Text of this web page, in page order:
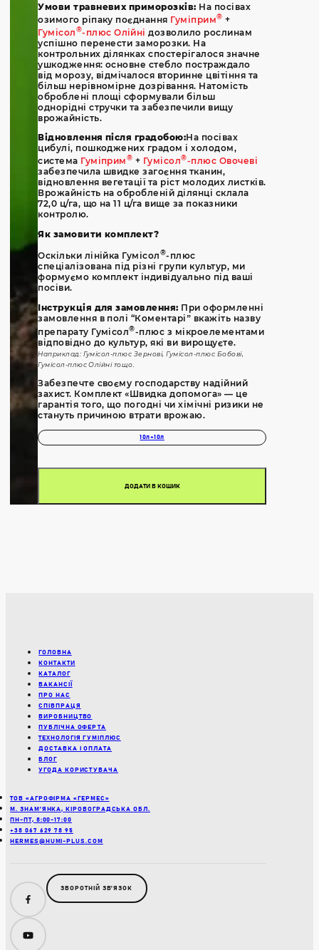
Умови травневих приморозків: На посівах
озимого ріпаку поєднання Гуміприм® +
Гумісол®-плюс Олійні дозволило рослинам
успішно перенести заморозки. На
контрольних ділянках спостерігалося значне
ушкодження: основне стебло постраждало
від морозу, відмічалося вторинне цвітіння та
більш нерівномірне дозрівання. Натомість
оброблені площі сформували більш
однорідні стручки та забезпечили вищу
врожайність.
Відновлення після градобою:На посівах
цибулі, пошкоджених градом і холодом,
система Гуміприм® + Гумісол®-плюс Овочеві
забезпечила швидке загоєння тканин,
відновлення вегетації та ріст молодих листків.
Врожайність на обробленій ділянці склала
72,0 ц/га, що на 11 ц/га вище за показники
контролю.
Як замовити комплект?
Оскільки лінійка Гумісол®-плюс
спеціалізована під різні групи культур, ми
формуємо комплект індивідуально під ваші
посіви.
Інструкція для замовлення: При оформленні
замовлення в полі “Коментарі” вкажіть назву
препарату Гумісол®-плюс з мікроелементами
відповідно до культур, які ви вирощуєте.
Наприклад: Гумісол-плюс Зернові, Гумісол-плюс Бобові,
Гумісол-плюс Олійні тощо.
Забезпечте своєму господарству надійний
захист. Комплект «Швидка допомога» — це
гарантія того, що погодні чи хімічні ризики не
стануть причиною втрати врожаю.
10л+10л
ДОДАТИ В КОШИК
ГОЛОВНА
КОНТАКТИ
КАТАЛОГ
ВАКАНСІЇ
ПРО НАС
СПІВПРАЦЯ
ВИРОБНИЦТВО
ПУБЛІЧНА ОФЕРТА
ТЕХНОЛОГІЯ ГУМІПЛЮС
ДОСТАВКА І ОПЛАТА
БЛОГ
УГОДА КОРИСТУВАЧА
ТОВ «АГРОФІРМА «ГЕРМЕС»
М. ЗНАМ’ЯНКА, КІРОВОГРАДСЬКА ОБЛ.
ПН-ПТ, 8:00-17:00
+38 067 629 78 95
HERMES@HUMI-PLUS.COM
Facebook
YouTube
ЗВОРОТНІЙ ЗВʼЯЗОК